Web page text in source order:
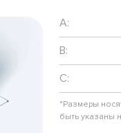
A:
B:
C:
*Размеры
быть указаны